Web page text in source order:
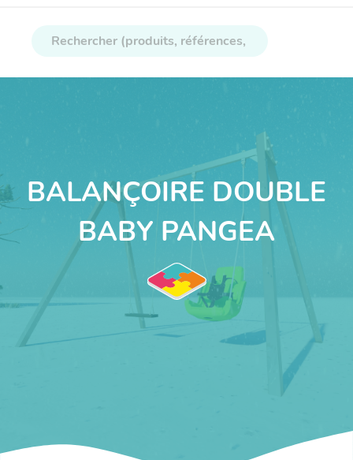
BALANÇOIRE DOUBLE
BABY PANGEA